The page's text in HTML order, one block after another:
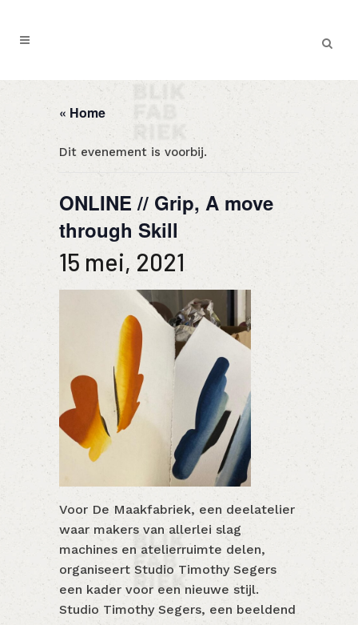
« Home
Dit evenement is voorbij.
ONLINE // Grip, A move
through Skill
15 mei, 2021
Voor De Maakfabriek, een deelatelier
waar makers van allerlei slag
machines en atelierruimte delen,
organiseert Studio Timothy Segers
een kader voor een nieuwe stijl.
Studio Timothy Segers, een beeldend